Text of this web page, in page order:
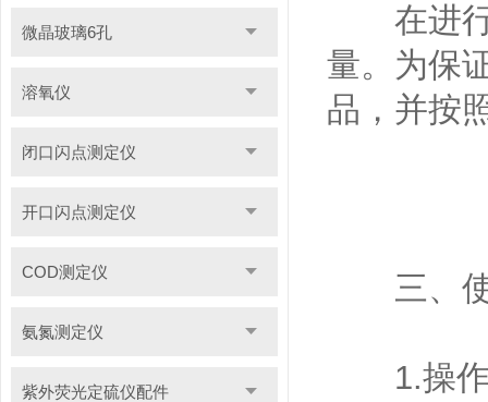
微晶玻璃6孔
溶氧仪
闭口闪点测定仪
开口闪点测定仪
COD测定仪
氨氮测定仪
紫外荧光定硫仪配件
在进行
量。为保
品，并按
三、使
1.操作